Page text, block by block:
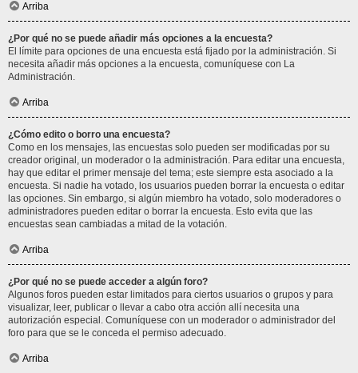
Arriba
¿Por qué no se puede añadir más opciones a la encuesta?
El límite para opciones de una encuesta está fijado por la administración. Si
necesita añadir más opciones a la encuesta, comuníquese con La
Administración.
Arriba
¿Cómo edito o borro una encuesta?
Como en los mensajes, las encuestas solo pueden ser modificadas por su
creador original, un moderador o la administración. Para editar una encuesta,
hay que editar el primer mensaje del tema; este siempre esta asociado a la
encuesta. Si nadie ha votado, los usuarios pueden borrar la encuesta o editar
las opciones. Sin embargo, si algún miembro ha votado, solo moderadores o
administradores pueden editar o borrar la encuesta. Esto evita que las
encuestas sean cambiadas a mitad de la votación.
Arriba
¿Por qué no se puede acceder a algún foro?
Algunos foros pueden estar limitados para ciertos usuarios o grupos y para
visualizar, leer, publicar o llevar a cabo otra acción allí necesita una
autorización especial. Comuníquese con un moderador o administrador del
foro para que se le conceda el permiso adecuado.
Arriba